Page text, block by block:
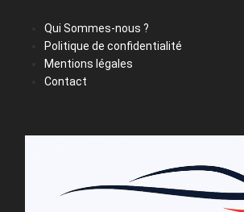
Qui Sommes-nous ?
Politique de confidentialité
Mentions légales
Contact